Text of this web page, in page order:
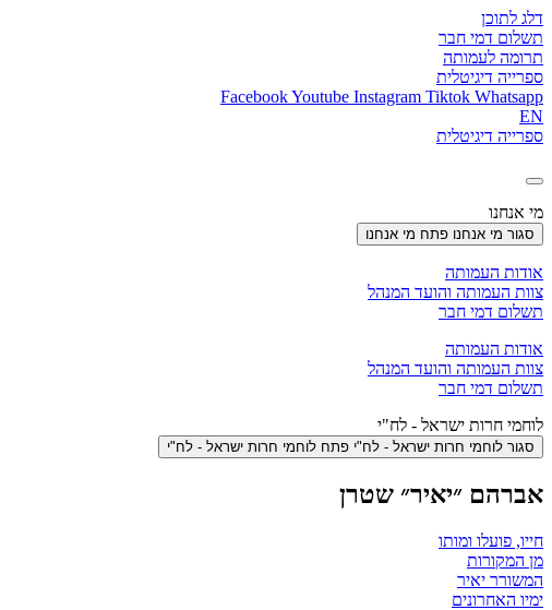
דלג לתוכן
תשלום דמי חבר
תרומה לעמותה
ספרייה דיגיטלית
FacebookYoutube Instagram Tiktok Whatsapp
EN
ספרייה דיגיטלית
מי אנחנו
סגור מי אנחנו פתח מי אנחנו
אודות העמותה
צוות העמותה והועד המנהל
תשלום דמי חבר
אודות העמותה
צוות העמותה והועד המנהל
תשלום דמי חבר
לוחמי חרות ישראל - לח"י
סגור לוחמי חרות ישראל - לח"י פתח לוחמי חרות ישראל - לח"י
אברהם ״יאיר״ שטרן
חייו, פועלו ומותו
מן המקורות
המשורר יאיר
ימיו האחרונים